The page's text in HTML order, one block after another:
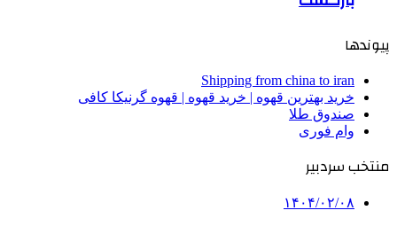
پیوندها
Shipping from china to iran
خرید بهترین قهوه | خرید قهوه | قهوه گرنیکا کافی
صندوق طلا
وام فوری
منتخب سردبیر
۱۴۰۴/۰۲/۰۸